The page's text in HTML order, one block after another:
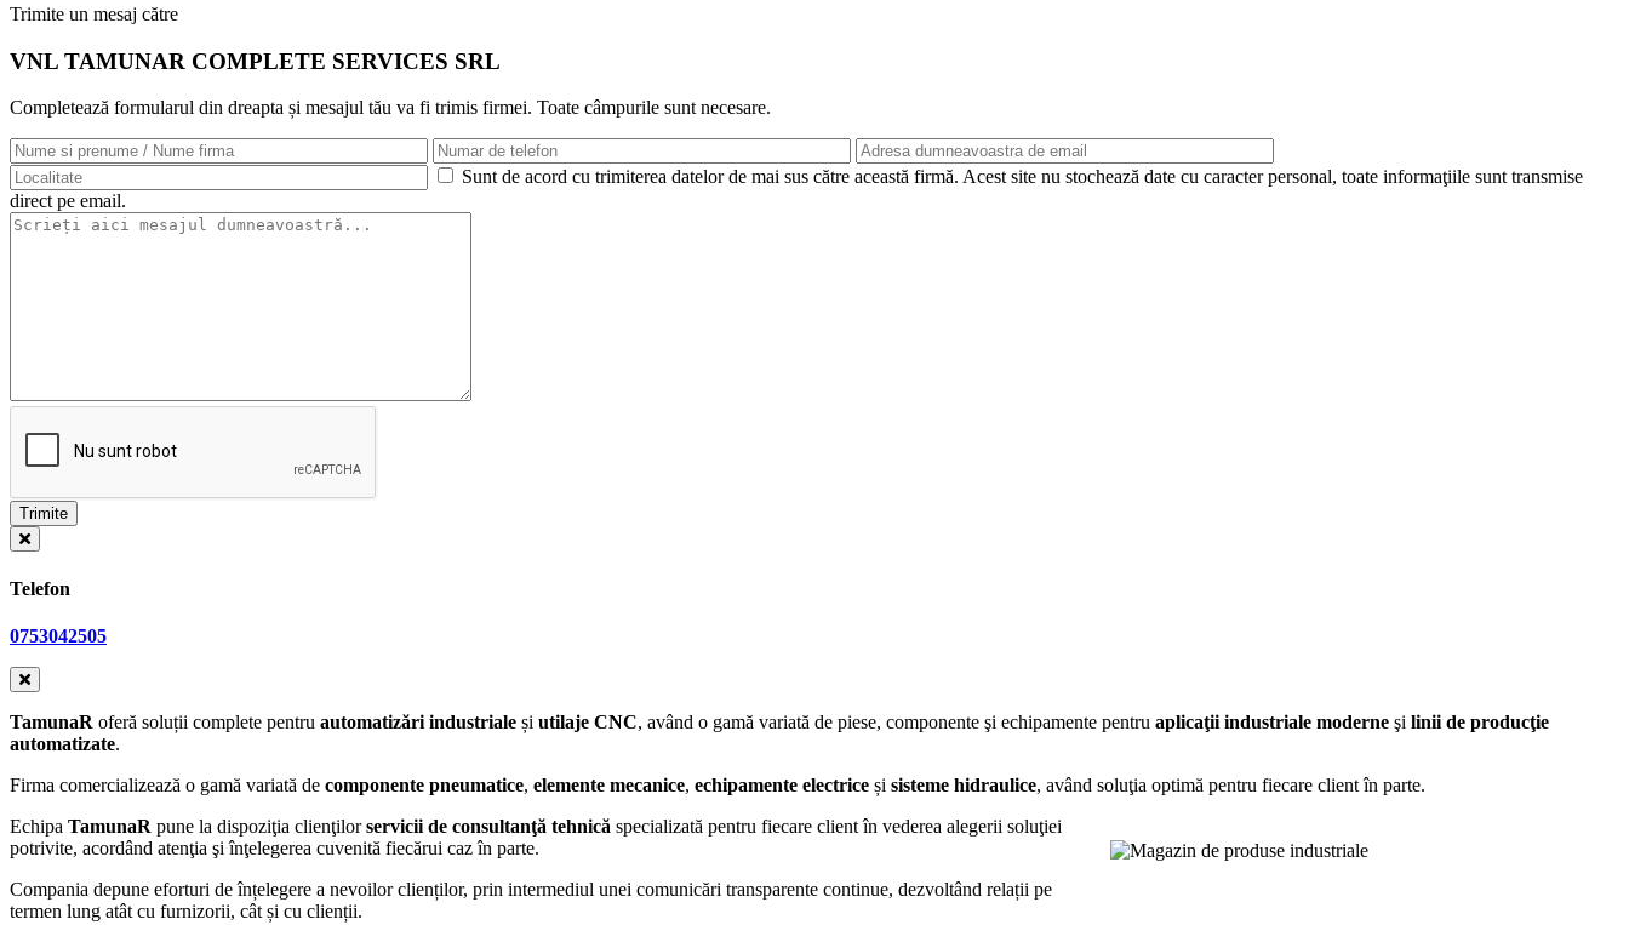
Trimite un mesaj către
VNL TAMUNAR COMPLETE SERVICES SRL
Completează formularul din dreapta și mesajul tău va fi trimis firmei. Toate câmpurile sunt necesare.
Sunt de acord cu trimiterea datelor de mai sus către această firmă. Acest site nu stochează date cu caracter personal, toate informaţiile sunt transmise
direct pe email.
Telefon
0753042505
TamunaR oferă soluții complete pentru automatizări industriale și utilaje CNC, având o gamă variată de piese, componente şi echipamente pentru aplicaţii industriale moderne şi linii de producţie
automatizate.
Firma comercializează o gamă variată de componente pneumatice, elemente mecanice, echipamente electrice și sisteme hidraulice, având soluţia optimă pentru fiecare client în parte.
Echipa TamunaR pune la dispoziţia clienţilorservicii de consultanţă tehnică specializată pentru fiecare client în vederea alegerii soluţiei
potrivite, acordând atenţia şi înţelegerea cuvenită fiecărui caz în parte.
Compania depune eforturi de înțelegere a nevoilor clienților, prin intermediul unei comunicări transparente continue, dezvoltând relații pe
termen lung atât cu furnizorii, cât și cu clienții.